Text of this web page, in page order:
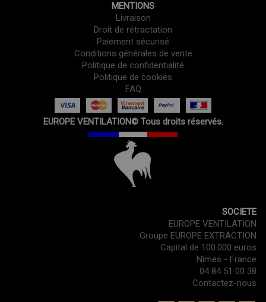
MENTIONS
Livraison
Droit de rétractation
Paiement sécurisé
Conditions générales de vente
Politique de confidentialité
Politique de cookies
FAQ
EUROPE VENTILATION© Tous droits réservés.
SOCIETE
EUROPE VENTILATION
Groupe EUROPE EXTRACTION
Capital de 100.000 euros
Nîmes - France
04 84 51 00 38
Contactez-nous